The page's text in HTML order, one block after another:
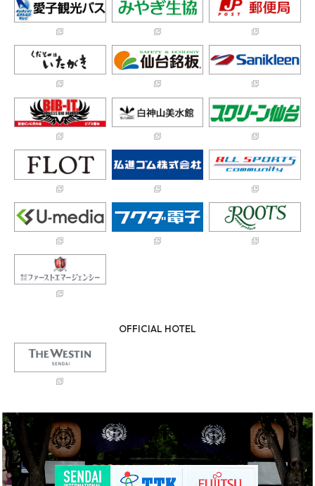
OFFICIAL HOTEL